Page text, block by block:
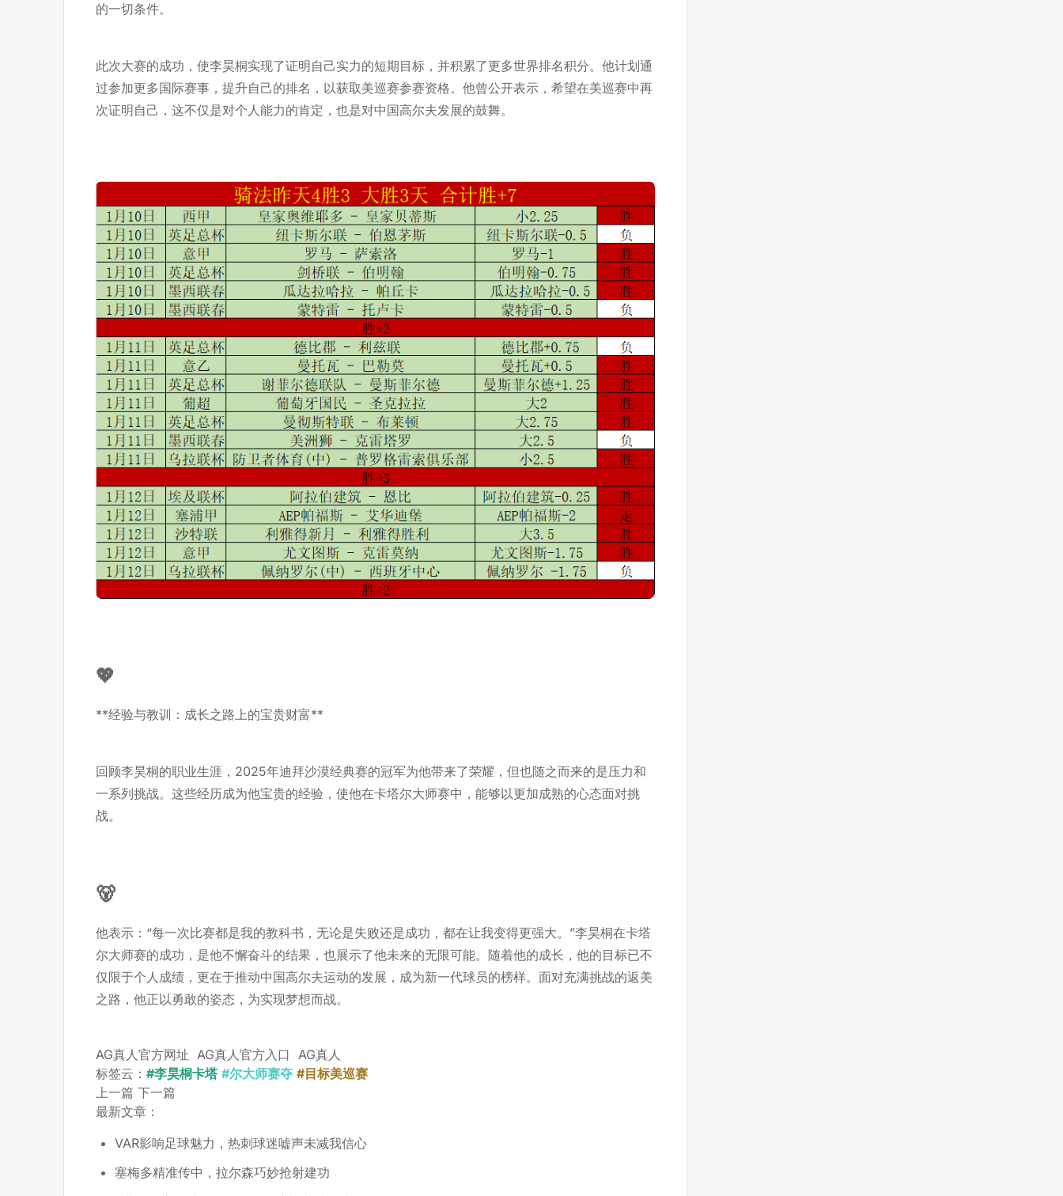
的一切条件。
此次大赛的成功，使李昊桐实现了证明自己实力的短期目标，并积累了更多世界排名积分。他计划通
过参加更多国际赛事，提升自己的排名，以获取美巡赛参赛资格。他曾公开表示，希望在美巡赛中再
次证明自己，这不仅是对个人能力的肯定，也是对中国高尔夫发展的鼓舞。
💖
**经验与教训：成长之路上的宝贵财富**
回顾李昊桐的职业生涯，2025年迪拜沙漠经典赛的冠军为他带来了荣耀，但也随之而来的是压力和
一系列挑战。这些经历成为他宝贵的经验，使他在卡塔尔大师赛中，能够以更加成熟的心态面对挑
战。
🐻
他表示：“每一次比赛都是我的教科书，无论是失败还是成功，都在让我变得更强大。”李昊桐在卡塔
尔大师赛的成功，是他不懈奋斗的结果，也展示了他未来的无限可能。随着他的成长，他的目标已不
仅限于个人成绩，更在于推动中国高尔夫运动的发展，成为新一代球员的榜样。面对充满挑战的返美
之路，他正以勇敢的姿态，为实现梦想而战。
AG真人官方网址 AG真人官方入口
AG真人
标签云： #李昊桐卡塔 #尔大师赛夺 #目标美巡赛
上一篇 下一篇
最新文章：
VAR影响足球魅力，热刺球迷嘘声未减我信心
塞梅多精准传中，拉尔森巧妙抢射建功